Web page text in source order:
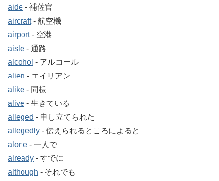
aide ‐ 補佐官
aircraft‐ 航空機
airport‐ 空港
aisle ‐ 通路
alcohol ‐ アルコール
alien ‐ エイリアン
alike ‐ 同様
alive ‐ 生きている
alleged ‐ 申し立てられた
allegedly ‐ 伝えられるところによると
alone ‐ 一人で
already ‐ すでに
although ‐ それでも